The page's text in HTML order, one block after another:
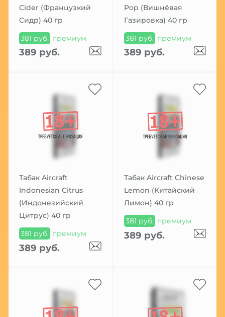
Cider (Французкий
Сидр) 40 гр
381 руб. премиум
389 руб.
Pop (Вишнёвая
Газировка) 40 гр
381 руб. премиум
389 руб.
Табак Aircraft
Indonesian Citrus
(Индонезийский
Цитрус) 40 гр
381 руб. премиум
389 руб.
Табак Aircraft Chinese
Lemon (Китайский
Лимон) 40 гр
381 руб. премиум
389 руб.